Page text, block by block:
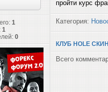
1
1
0
пройти курс
Категория:
КЛУБ HOLE
Всего